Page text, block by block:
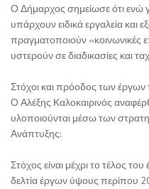
Ο Δήμαρχος σημείωσε ότι ενώ
υπάρχουν ειδικά εργαλεία και
πραγματοποιούν «κοινωνικές
υστερούν σε διαδικασίες και
Στόχοι και πρόοδος των
Ο Αλέξης Καλοκαιρινός
υλοποιούνται μέσω των
Ανάπτυξης:
Στόχος είναι μέχρι το τέλος
δελτία έργων ύψους περίπου